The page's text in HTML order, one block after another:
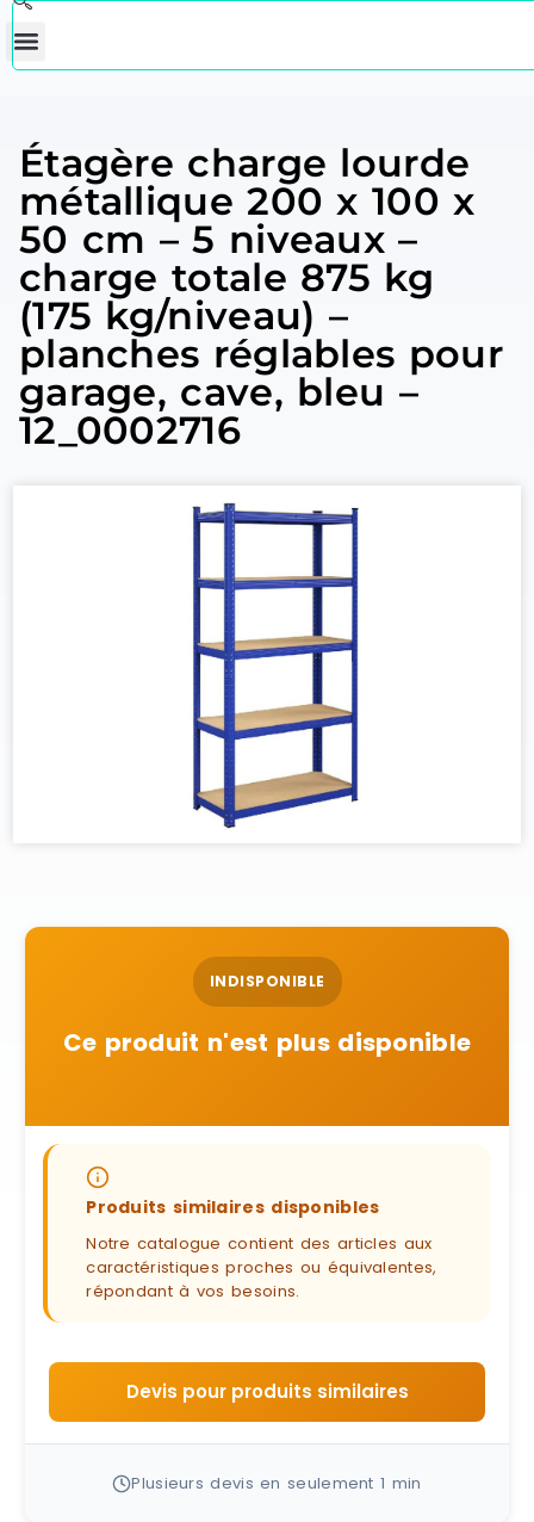
Étagère charge lourde
métallique 200 x 100 x
50 cm – 5 niveaux –
charge totale 875 kg
(175 kg/niveau) –
planches réglables pour
garage, cave, bleu –
12_0002716
INDISPONIBLE
Ce produit n'est plus disponible
Produits similaires disponibles
Notre catalogue contient des articles aux
caractéristiques proches ou équivalentes,
répondant à vos besoins.
Devis pour produits similaires
Plusieurs devis en seulement 1 min